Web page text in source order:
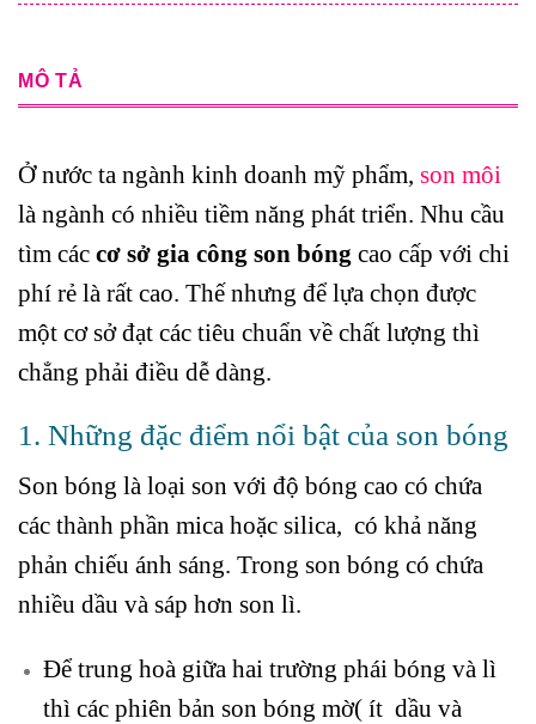
MÔ TẢ
Ở nước ta ngành kinh doanh mỹ phẩm, son môi
là ngành có nhiều tiềm năng phát triển. Nhu cầu
tìm các cơ sở gia công son bóng cao cấp với chi
phí rẻ là rất cao. Thế nhưng để lựa chọn được
một cơ sở đạt các tiêu chuẩn về chất lượng thì
chẳng phải điều dễ dàng.
1. Những đặc điểm nổi bật của son bóng
Son bóng là loại son với độ bóng cao có chứa
các thành phần mica hoặc silica, có khả năng
phản chiếu ánh sáng. Trong son bóng có chứa
nhiều dầu và sáp hơn son lì.
Để trung hoà giữa hai trường phái bóng và lì
thì các phiên bản son bóng mờ( ít dầu và